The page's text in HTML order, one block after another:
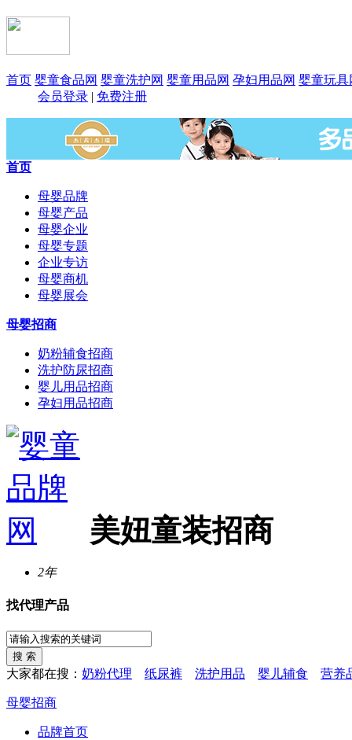
首页 婴童食品网 婴童洗护网 婴童用品网 孕妇用品网 婴童玩具
会员登录 | 免费注册
首页
母婴品牌
母婴产品
母婴企业
母婴专题
企业专访
母婴商机
母婴展会
母婴招商
奶粉辅食招商
洗护防尿招商
婴儿用品招商
孕妇用品招商
美妞童装招商
2年
找代理产品
大家都在搜： 奶粉代理 纸尿裤 洗护用品 婴儿辅食 营养
母婴招商
品牌首页